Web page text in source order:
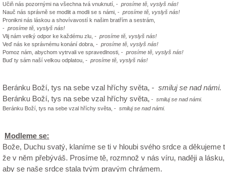
Učiň nás pozornými na všechna tvá vnuknutí, - prosíme tě, vyslyš nás!
Nauč nás správně se modlit a modli se s námi, - prosíme tě, vyslyš nás!
Pronikni nás láskou a shovívavostí k našim bratřím a sestrám,
- prosíme tě, vyslyš nás!
Vlij nám velký odpor ke každému zlu, - prosíme tě, vyslyš nás!
Veď nás ke správnému konání dobra, - prosíme tě, vyslyš nás!
Pomoz nám, abychom vytrvali ve spravedlnosti, - prosíme tě, vyslyš nás!
Buď ty sám naší velkou odplatou, - prosíme tě, vyslyš nás!
Beránku Boží, tys na sebe vzal hříchy světa, - smiluj se nad námi.
Beránku Boží, tys na sebe vzal hříchy světa, - smiluj se nad námi.
Beránku Boží, tys na sebe vzal hříchy světa, - smiluj se nad námi.
Modleme se:
Bože, Duchu svatý, klaníme se ti v hloubi svého srdce a děkujeme
že v něm přebýváš. Prosíme tě, rozmnož v nás víru, naději a lásku,
aby se naše srdce stala tvým pravým chrámem.